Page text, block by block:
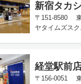
新宿タカ
〒151-8580
ヤタイムズス
経堂駅前
〒156-0051